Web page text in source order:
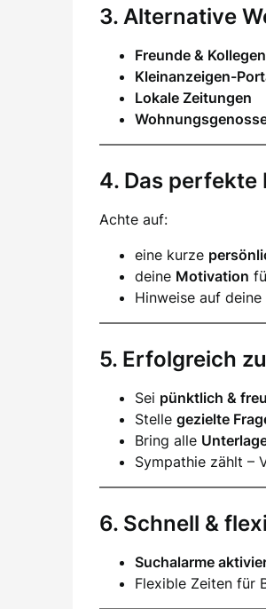
3. Alternative
Freunde &
Kleinanzeigen-
Lokale Zeitungen
4. Das perfekte
Achte auf:
eine kurze
deine Motivation
Hinweise auf deine
5. Erfolgreich
Sei pünktlich &
Stelle gezielte
Bring alle
Sympathie zählt –
6. Schnell &
Suchalarme
Flexible Zeiten für